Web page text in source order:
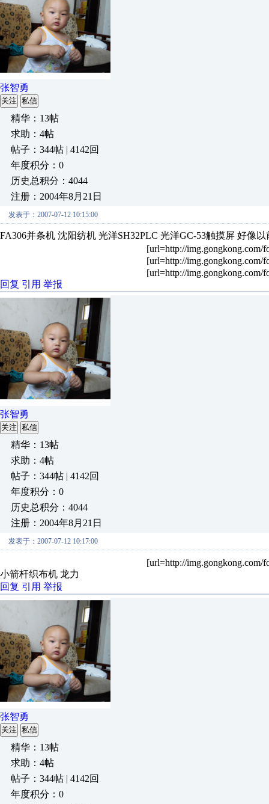
张智勇
关注 私信
精华：13帖
求助：4帖
帖子：344帖 | 4142回
年度积分：0
历史总积分：4044
注册：2004年8月21日
发表于：2007-07-12 10:15:00
FA306并条机 沈阳纺机 光洋SH32PLC 光洋GC-53触摸屏 好像
[url=http://img.gongkong.com/
[url=http://img.gongkong.com/
[url=http://img.gongkong.com/
回复 引用 举报
张智勇
关注 私信
精华：13帖
求助：4帖
帖子：344帖 | 4142回
年度积分：0
历史总积分：4044
注册：2004年8月21日
发表于：2007-07-12 10:17:00
[url=http://img.gongkong.com/
小箭杆织布机 龙力
回复 引用 举报
张智勇
关注 私信
精华：13帖
求助：4帖
帖子：344帖 | 4142回
年度积分：0